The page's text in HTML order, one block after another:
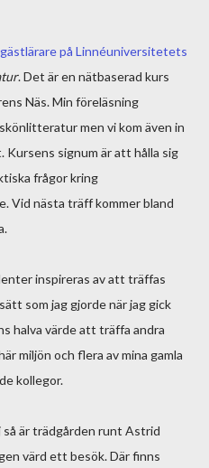
på Linnéuniversitetets
. Det är en nätbaserad kurs
Näs. Min föreläsning
men vi kom även in
signum är att hålla sig
frågor kring
Vid nästa träff kommer bland
inspireras av att träffas
som jag gjorde när jag gick
halva värde att träffa andra
miljön och flera av mina gamla
kollegor.
är trädgården runt Astrid
värd ett besök. Där finns